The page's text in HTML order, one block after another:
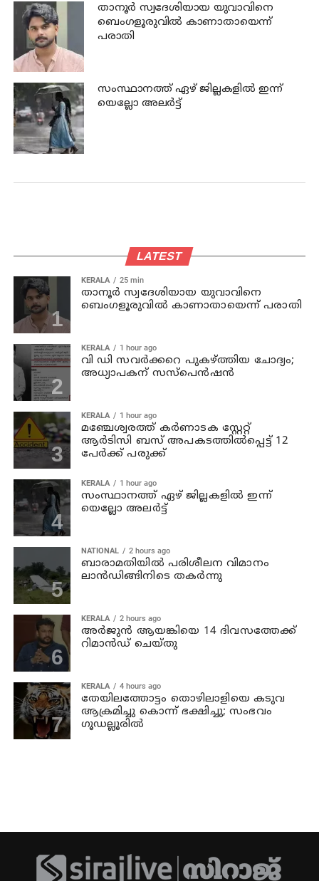
താനൂര്‍ സ്വദേശിയായ യുവാവിനെ
ബെംഗളൂരുവില്‍ കാണാതായെന്ന്
പരാതി
സംസ്ഥാനത്ത് ഏഴ് ജില്ലകളില്‍ ഇന്ന്
യെല്ലോ അലര്‍ട്ട്
LATEST
KERALA 25 min
താനൂര്‍ സ്വദേശിയായ യുവാവിനെ
ബെംഗളൂരുവില്‍ കാണാതായെന്ന് പരാതി
KERALA 1 hour ago
വി ഡി സവര്‍ക്കറെ പുകഴ്ത്തിയ ചോദ്യം;
അധ്യാപകന് സസ്പെന്‍ഷന്‍
KERALA 1 hour ago
മഞ്ചേശ്വരത്ത് കര്‍ണാടക സ്റ്റേറ്റ്
ആര്‍ടിസി ബസ് അപകടത്തില്‍പ്പെട്ട് 12
പേര്‍ക്ക് പരുക്ക്
KERALA 1 hour ago
സംസ്ഥാനത്ത് ഏഴ് ജില്ലകളില്‍ ഇന്ന്
യെല്ലോ അലര്‍ട്ട്
NATIONAL 2 hours ago
ബാരാമതിയില്‍ പരിശീലന വിമാനം
ലാന്‍ഡിങ്ങിനിടെ തകര്‍ന്നു
KERALA 2 hours ago
അര്‍ജുന്‍ ആയങ്കിയെ 14 ദിവസത്തേക്ക്
റിമാൻഡ് ചെയ്തു
KERALA 4 hours ago
തേയിലത്തോട്ടം തൊഴിലാളിയെ കടുവ
ആക്രമിച്ചു കൊന്ന് ഭക്ഷിച്ചു; സംഭവം
ഗൂഡല്ലൂരില്‍